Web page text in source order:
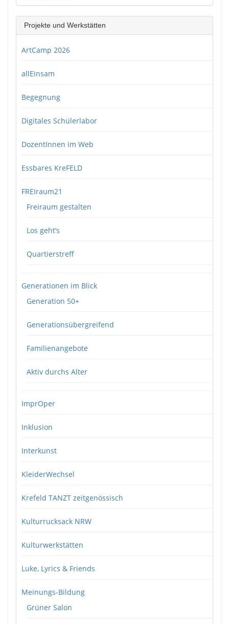
Projekte und Werkstätten
ArtCamp 2026
allEinsam
Begegnung
Digitales Schülerlabor
DozentInnen im Web
Essbares KreFELD
FREIraum21
Freiraum gestalten
Los geht’s
Quartierstreff
Generationen im Blick
Generation 50+
Generationsübergreifend
Familienangebote
Aktiv durchs Alter
ImprOper
Inklusion
Interkunst
KleiderWechsel
Krefeld TANZT zeitgenössisch
Kulturrucksack NRW
Kulturwerkstätten
Luke, Lyrics & Friends
Meinungs-Bildung
Grüner Salon